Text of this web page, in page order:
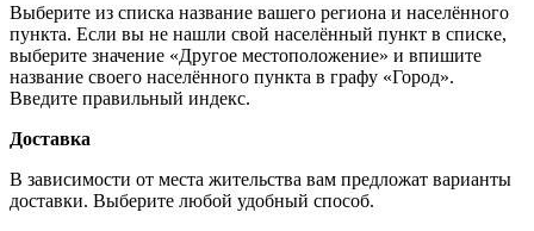
Выберите из списка название вашего региона и населённого
пункта. Если вы не нашли свой населённый пункт в списке,
выберите значение «Другое местоположение» и впишите
название своего населённого пункта в графу «Город».
Введите правильный индекс.
Доставка
В зависимости от места жительства вам предложат варианты
доставки. Выберите любой удобный способ.